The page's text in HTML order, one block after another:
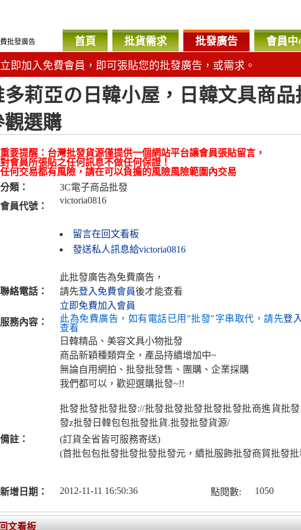
批發廣告 首頁 批貨需求 批發廣告 會員中
立即加入免費會員，即可張貼您的批發廣告，或需求。
多莉亞の日韓小屋，日韓文具商品
觀選購
重要提醒：台灣批發貨源僅提供一個網站平台讓會員張貼留言，
對會員所張貼之任何訊息不做任何保證！
任何交易都有風險，請在可以負擔的風險風險範圍內交易
分類：
3C電子商品批發
會員代號：
victoria0816
留言在回文看板
發送私人訊息給victoria0816
聯絡電話：
此批發廣告為免費廣告，
請先登入免費會員後才能查看
立即免費加入會員
服務內容：
此為免費廣告，如有電話已用"批發"字串取代，請先登
查看
日韓精品、美容文具小物批發
商品新穎種類齊全，產品持續增加中~
無論自用網拍、批發批發售、團購、企業採購
我們都可以，歡迎選購批發~!!
批發批發批發批發://批發批發批發批發批發批商進貨批
發z批發日韓包包批發批貨.批發批發貨源/
備註：
(訂貨全省皆可服務寄送)
(首批包包批發批發批發批發元，續批服飾批發商貿批發批
新增日期： 2012-11-11 16:50:36 點閱數: 1050
回文看板